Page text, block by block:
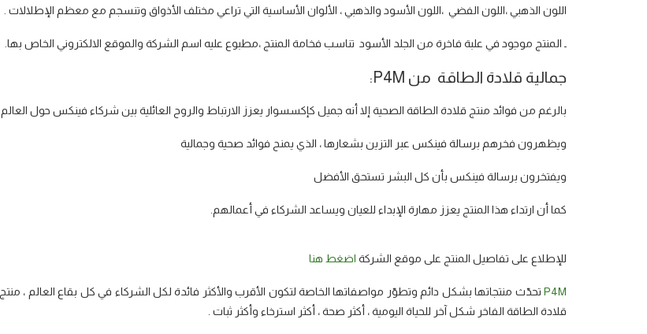
اللون الذهبي ،اللون الفضي ،اللون الأسود والذهبي ، الألوان الأساسية التي تراعي مختلف الأذواق وتنسجم مع معظم الإطلالات .
ـ المنتج موجود في علبة فاخرة من الجلد الأسود تناسب فخامة المنتج ،مطبوع عليه اسم الشركة والموقع الالكتروني الخاص بها.
جمالية قلادة الطاقة من P4M:
بالرغم من فوائد منتج قلادة الطاقة الصحية إلا أنه جميل كإكسسوار يعزز الارتباط والروح العائلية بين شركاء فينكس حول العالم
ويظهرون فخرهم برسالة فينكس عبر التزين بشعارها ، الذي يمنح فوائد صحية وجمالية
ويفتخرون برسالة فينكس بأن كل البشر تستحق الأفضل
كما أن ارتداء هذا المنتج يعزز مهارة الإبداء للعيان ويساعد الشركاء في أعمالهم.
للإطلاع على تفاصيل المنتج على موقع الشركة اضغط هنا
P4M تحدّث منتجاتها بشكل دائم وتطوّر مواصفاتها الخاصة لتكون الأقرب والأكثر فائدة لكل الشركاء في كل بقاع العالم ، منتج
قلادة الطاقة الفاخر شكل آخر للحياة اليومية ، أكثر صحة ، أكثر استرخاء وأكثر ثبات .